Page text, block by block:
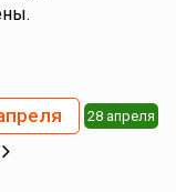
28 апреля